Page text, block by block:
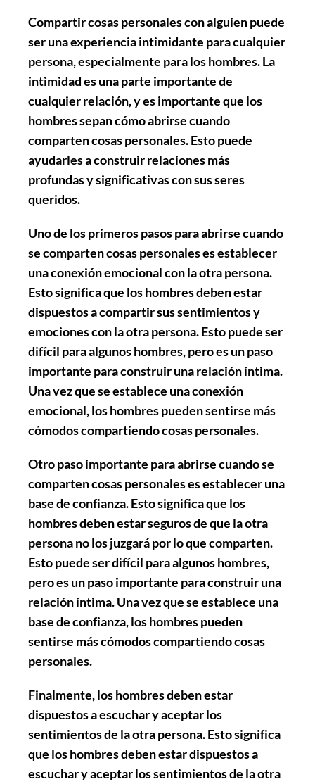
Compartir cosas personales con alguien puede
ser una experiencia intimidante para cualquier
persona, especialmente para los hombres. La
intimidad es una parte importante de
cualquier relación, y es importante que los
hombres sepan cómo abrirse cuando
comparten cosas personales. Esto puede
ayudarles a construir relaciones más
profundas y significativas con sus seres
queridos.
Uno de los primeros pasos para abrirse cuando
se comparten cosas personales es establecer
una conexión emocional con la otra persona.
Esto significa que los hombres deben estar
dispuestos a compartir sus sentimientos y
emociones con la otra persona. Esto puede ser
difícil para algunos hombres, pero es un paso
importante para construir una relación íntima.
Una vez que se establece una conexión
emocional, los hombres pueden sentirse más
cómodos compartiendo cosas personales.
Otro paso importante para abrirse cuando se
comparten cosas personales es establecer una
base de confianza. Esto significa que los
hombres deben estar seguros de que la otra
persona no los juzgará por lo que comparten.
Esto puede ser difícil para algunos hombres,
pero es un paso importante para construir una
relación íntima. Una vez que se establece una
base de confianza, los hombres pueden
sentirse más cómodos compartiendo cosas
personales.
Finalmente, los hombres deben estar
dispuestos a escuchar y aceptar los
sentimientos de la otra persona. Esto significa
que los hombres deben estar dispuestos a
escuchar y aceptar los sentimientos de la otra